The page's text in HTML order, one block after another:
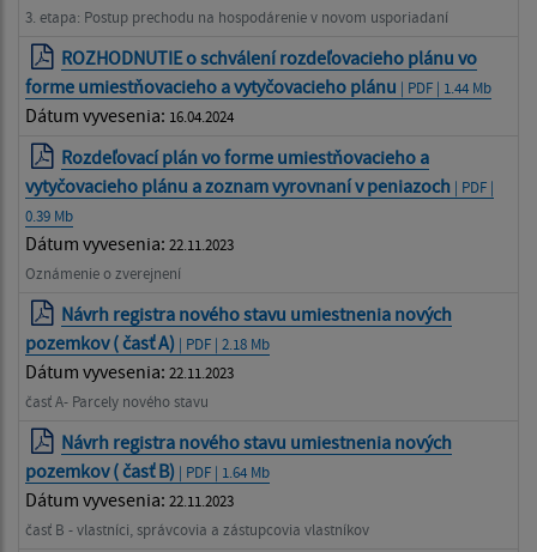
3. etapa: Postup prechodu na hospodárenie v novom usporiadaní
ROZHODNUTIE o schválení rozdeľovacieho plánu vo
forme umiestňovacieho a vytyčovacieho plánu | PDF | 1.44 Mb
Dátum vyvesenia: 16.04.2024
Rozdeľovací plán vo forme umiestňovacieho a
vytyčovacieho plánu a zoznam vyrovnaní v peniazoch | PDF |
0.39 Mb
Dátum vyvesenia: 22.11.2023
Oznámenie o zverejnení
Návrh registra nového stavu umiestnenia nových
pozemkov ( časť A) | PDF | 2.18 Mb
Dátum vyvesenia: 22.11.2023
časť A- Parcely nového stavu
Návrh registra nového stavu umiestnenia nových
pozemkov ( časť B) | PDF | 1.64 Mb
Dátum vyvesenia: 22.11.2023
časť B - vlastníci, správcovia a zástupcovia vlastníkov